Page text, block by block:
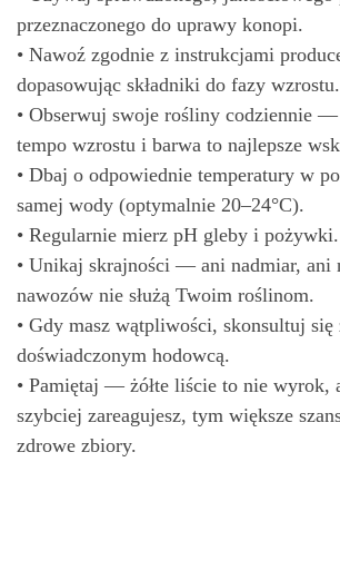
przeznaczonego do uprawy konopi.
• Nawoź zgodnie z instrukcjami
dopasowując składniki do fazy wzrostu.
• Obserwuj swoje rośliny codziennie
tempo wzrostu i barwa to najlepsze
• Dbaj o odpowiednie temperatury w
samej wody (optymalnie 20–24°C).
• Regularnie mierz pH gleby i pożywki.
• Unikaj skrajności — ani nadmiar, ani
nawozów nie służą Twoim roślinom.
• Gdy masz wątpliwości, skonsultuj się
doświadczonym hodowcą.
• Pamiętaj — żółte liście to nie wyrok,
szybciej zareagujesz, tym większe
zdrowe zbiory.